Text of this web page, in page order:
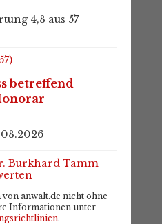
4,8 aus 57
betreffend
Burkhard Tamm
anwalt.de nicht ohne
Informationen unter
.